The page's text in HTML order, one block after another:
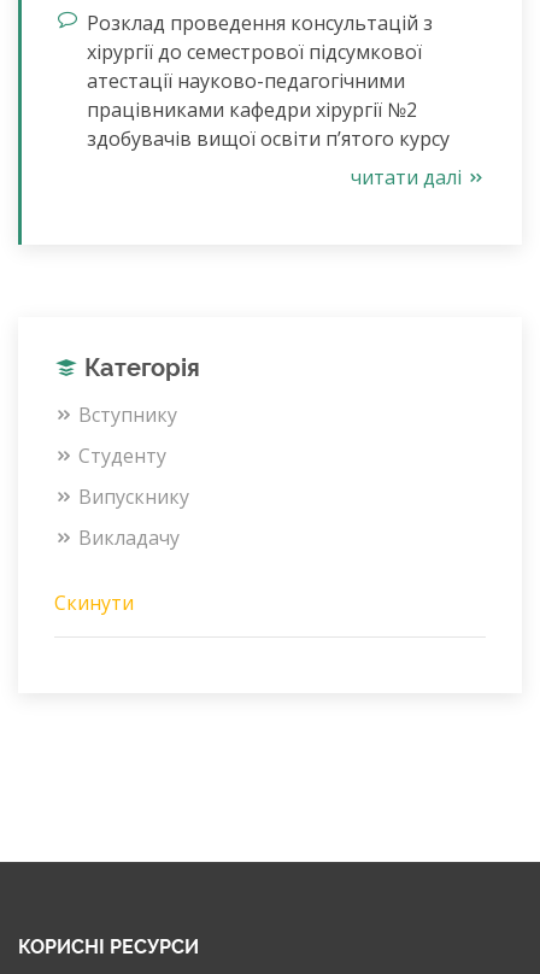
Розклад проведення консультацій з
хірургії до семестрової підсумкової
атестації науково-педагогічними
працівниками кафедри хірургії №2
здобувачів вищої освіти п’ятого курсу
читати далі
Категорія
Вступнику
Студенту
Випускнику
Викладачу
Скинути
КОРИСНІ РЕСУРСИ